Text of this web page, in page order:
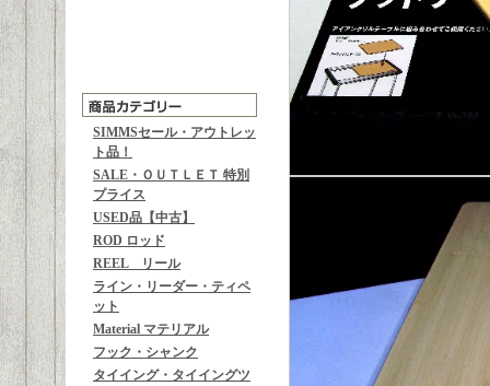
SIMMSセール・アウトレッ
ト品！
SALE・ＯＵＴＬＥＴ 特別
プライス
USED品【中古】
ROD ロッド
REEL リール
ライン・リーダー・ティペ
ット
Material マテリアル
フック・シャンク
タイイング・タイイングツ